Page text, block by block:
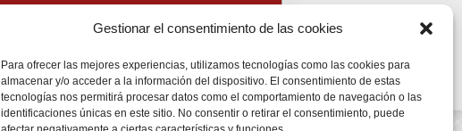
Gestionar el consentimiento de las cookies
Para ofrecer las mejores experiencias, utilizamos tecnologías como las cookies para
almacenar y/o acceder a la información del dispositivo. El consentimiento de estas
tecnologías nos permitirá procesar datos como el comportamiento de navegación o las
identificaciones únicas en este sitio. No consentir o retirar el consentimiento, puede